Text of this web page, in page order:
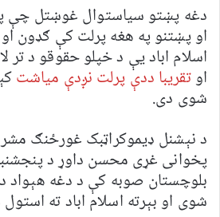
دغه پښتو سیاستوال غوښتل چې
او پښتنو په هغه پرلت کې ګډون
اسلام اباد یې د خپلو حقوقو د تر
اوتقریبا ددې پرلت نږدې میاشت
شوی دی.
د نېشنل ډيموکراټبک غورځنګ
پخوانی غړی محسن داوړ د
بلوچستان صوبه کې د دغه هېواد
شوی او بېرته اسلام اباد ته